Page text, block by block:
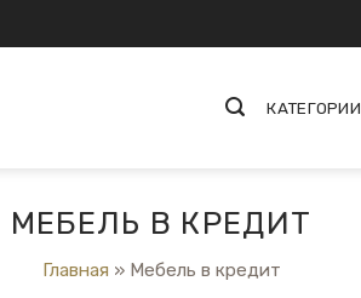
КАТЕГОРИИ
МЕБЕЛЬ В КРЕДИТ
Главная » Мебель в кредит